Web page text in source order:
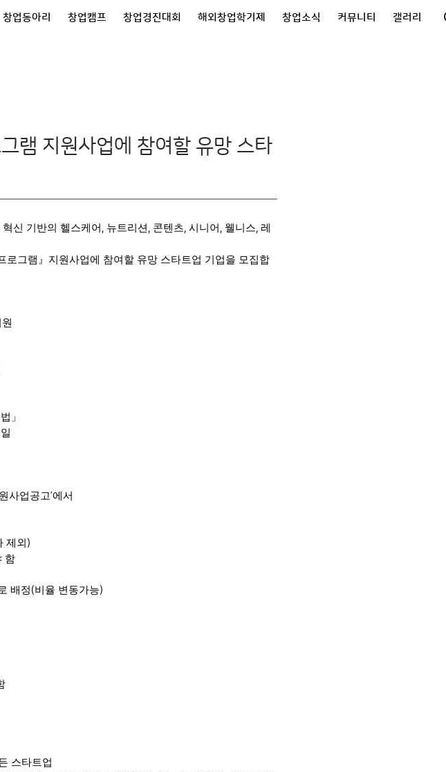
창업동아리 창업캠프 창업경진대회 해외창업학기제 창업소식 커뮤니티 갤러리
램 지원사업에 참여할 유망 스타
신 기반의 헬스케어 , 뉴트리션 , 콘텐츠, 시니어 , 웰니스, 레
로그램 』 지원사업에 참여할 유망 스타트업 기업을 모집합
」
사업공고’에서
제외 )
함
배정(비율 변동가능)
스타트업